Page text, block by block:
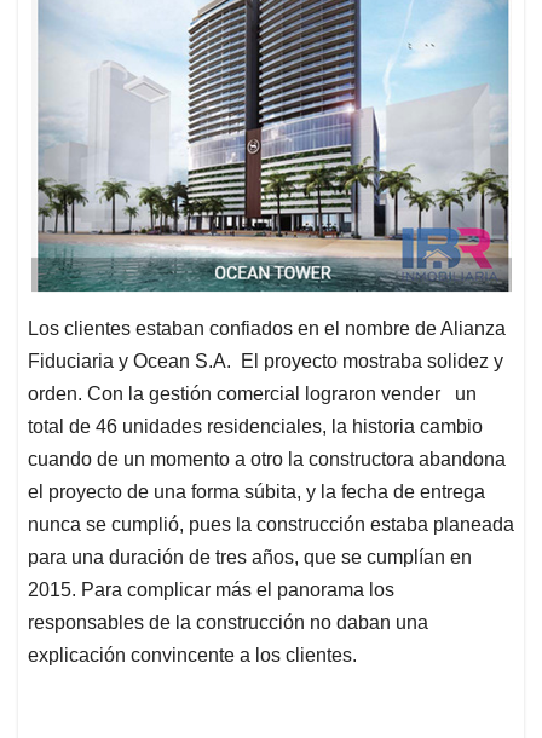
Los clientes estaban confiados en el nombre de Alianza
Fiduciaria y Ocean S.A. El proyecto mostraba solidez y
orden. Con la gestión comercial lograron vender un
total de 46 unidades residenciales, la historia cambio
cuando de un momento a otro la constructora abandona
el proyecto de una forma súbita, y la fecha de entrega
nunca se cumplió, pues la construcción estaba planeada
para una duración de tres años, que se cumplían en
2015. Para complicar más el panorama los
responsables de la construcción no daban una
explicación convincente a los clientes.